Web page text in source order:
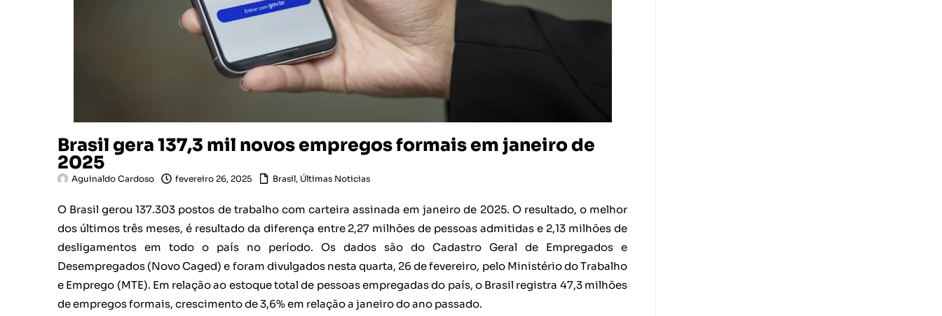
Brasil gera 137,3 mil novos empregos formais em janeiro de
2025
Aguinaldo Cardoso fevereiro 26, 2025 Brasil, Últimas Noticias
O Brasil gerou 137.303 postos de trabalho com carteira assinada em janeiro de 2025. O resultado, o melhor
dos últimos três meses, é resultado da diferença entre 2,27 milhões de pessoas admitidas e 2,13 milhões de
desligamentos em todo o país no período. Os dados são do Cadastro Geral de Empregados e
Desempregados (Novo Caged) e foram divulgados nesta quarta, 26 de fevereiro, pelo Ministério do Trabalho
e Emprego (MTE). Em relação ao estoque total de pessoas empregadas do país, o Brasil registra 47,3 milhões
de empregos formais, crescimento de 3,6% em relação a janeiro do ano passado.